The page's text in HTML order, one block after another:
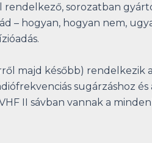
sorozatban
– hogyan, hogyan nem,
majd később)
sugárzáshoz
II sávban vannak a